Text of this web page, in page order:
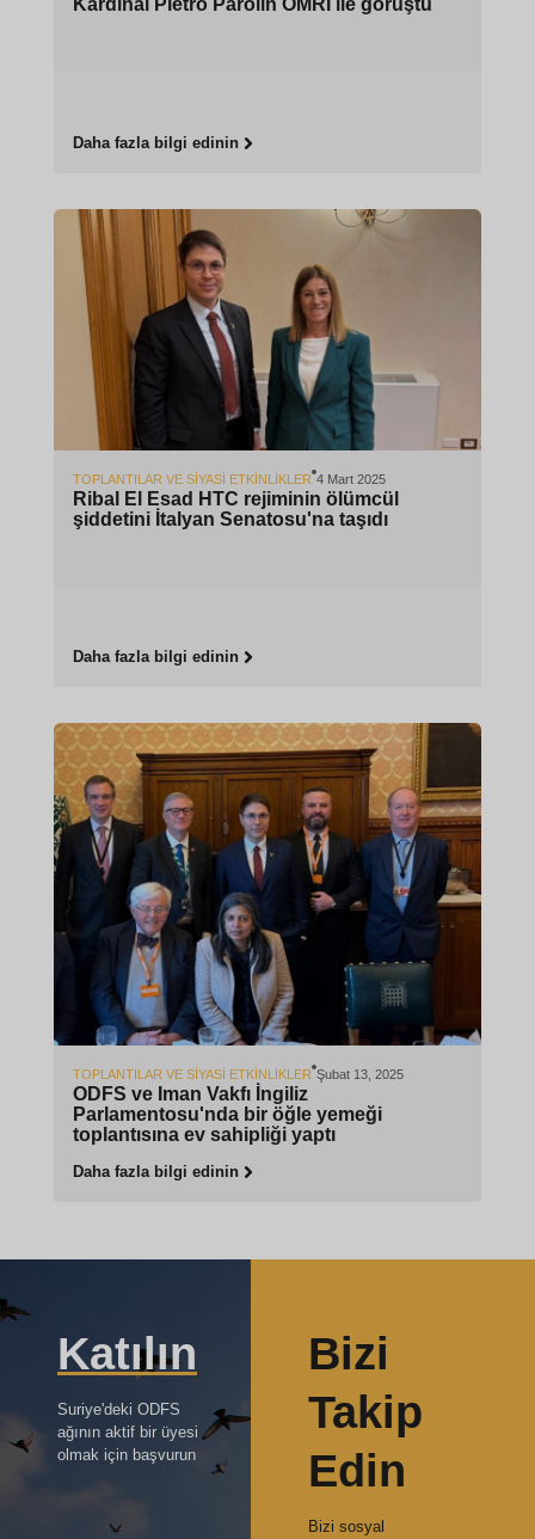
Kardinal Pietro Parolin OMRI ile görüştü
Daha fazla bilgi edinin
TOPLANTILAR VE SIYASI ETKINLIKLER 4 Mart 2025
Ribal El Esad HTC rejiminin ölümcül
şiddetini İtalyan Senatosu'na taşıdı
Daha fazla bilgi edinin
TOPLANTILAR VE SIYASI ETKINLIKLER Şubat 13, 2025
ODFS ve Iman Vakfı İngiliz
Parlamentosu'nda bir öğle yemeği
toplantısına ev sahipliği yaptı
Daha fazla bilgi edinin
Katılın
Suriye'deki ODFS
ağının aktif bir üyesi
olmak için başvurun
Bizi
Takip
Edin
Bizi sosyal